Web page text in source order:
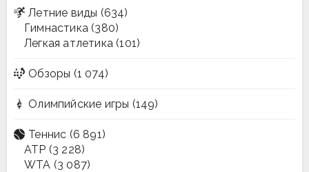
Летние виды (634)
Гимнастика (380)
Легкая атлетика (101)
Обзоры (1 074)
Олимпийские игры (149)
Теннис (6 891)
ATP (3 228)
WTA (3 087)